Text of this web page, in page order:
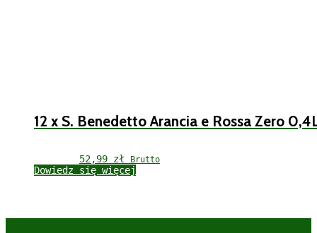
12 x S. Benedetto Arancia e Rossa Zero
52,99 zł Brutto
Dowiedz się więcej